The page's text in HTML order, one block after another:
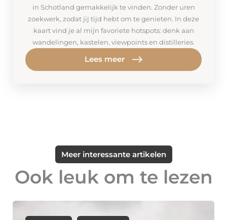
in Schotland gemakkelijk te vinden. Zonder uren
zoekwerk, zodat jij tijd hebt om te genieten. In deze
kaart vind je al mijn favoriete hotspots: denk aan
wandelingen, kastelen, viewpoints en distilleries.
Lees meer
Meer interessante artikelen
Ook leuk om te lezen